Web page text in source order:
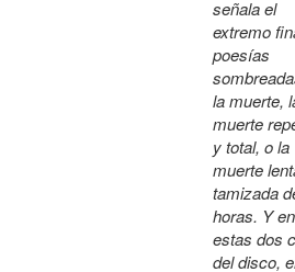
señala el
extremo
poesías
la muerte,
muerte
y total, o la
muerte
tamizada
horas. Y en
estas dos
del disco,